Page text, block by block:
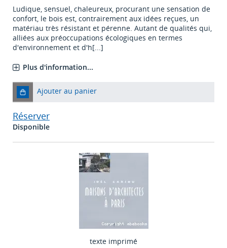
Ludique, sensuel, chaleureux, procurant une sensation de
confort, le bois est, contrairement aux idées reçues, un
matériau très résistant et pérenne. Autant de qualités qui,
alliées aux préoccupations écologiques en termes
d'environnement et d'h[...]
Plus d'information...
Ajouter au panier
Réserver
Disponible
texte imprimé